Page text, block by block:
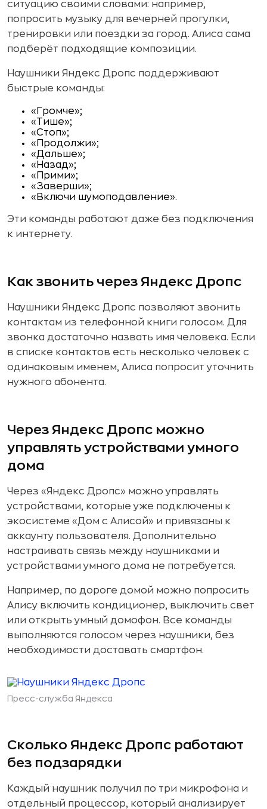
ситуацию своими словами: например,
попросить музыку для вечерней прогулки,
тренировки или поездки за город. Алиса сама
подберёт подходящие композиции.
Наушники Яндекс Дропс поддерживают
быстрые команды:
«Громче»;
«Тише»;
«Стоп»;
«Продолжи»;
«Дальше»;
«Назад»;
«Прими»;
«Заверши»;
«Включи шумоподавление».
Эти команды работают даже без подключения
к интернету.
Как звонить через Яндекс Дропс
Наушники Яндекс Дропс позволяют звонить
контактам из телефонной книги голосом. Для
звонка достаточно назвать имя человека. Если
в списке контактов есть несколько человек с
одинаковым именем, Алиса попросит уточнить
нужного абонента.
Через Яндекс Дропс можно
управлять устройствами умного
дома
Через «Яндекс Дропс» можно управлять
устройствами, которые уже подключены к
экосистеме «Дом с Алисой» и привязаны к
аккаунту пользователя. Дополнительно
настраивать связь между наушниками и
устройствами умного дома не потребуется.
Например, по дороге домой можно попросить
Алису включить кондиционер, выключить свет
или открыть умный домофон. Все команды
выполняются голосом через наушники, без
необходимости доставать смартфон.
Пресс-служба Яндекса
Сколько Яндекс Дропс работают
без подзарядки
Каждый наушник получил по три микрофона и
отдельный процессор, который анализирует